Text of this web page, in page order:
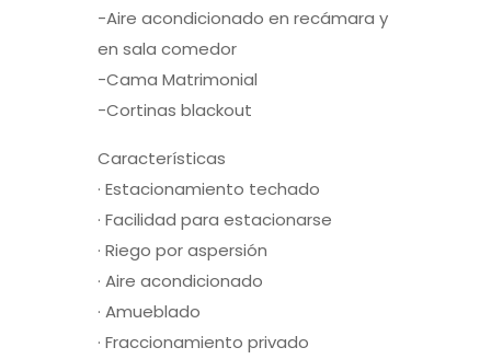
-Aire acondicionado en recámara y
en sala comedor
-Cama Matrimonial
-Cortinas blackout
Características
· Estacionamiento techado
· Facilidad para estacionarse
· Riego por aspersión
· Aire acondicionado
· Amueblado
· Fraccionamiento privado